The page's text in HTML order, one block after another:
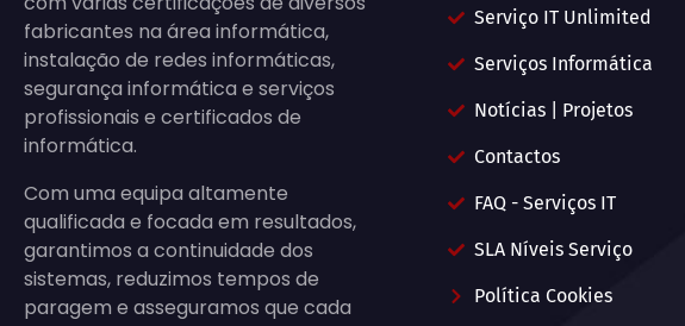
fabricantes na área informática,
instalação de redes informáticas,
segurança informática e serviços
profissionais e certificados de
informática.
Com uma equipa altamente
qualificada e focada em resultados,
garantimos a continuidade dos
sistemas, reduzimos tempos de
paragem e asseguramos que cada
Serviço IT Unlimited
Serviços Informática
Notícias | Projetos
Contactos
FAQ - Serviços IT
SLA Níveis Serviço
Política Cookies